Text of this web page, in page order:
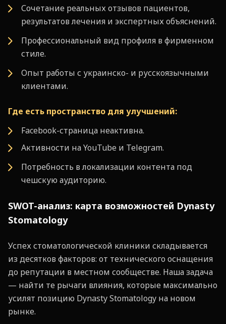
Сочетание реальных отзывов пациентов,
результатов лечения и экспертных объяснений.
Профессиональный вид профиля в фирменном
стиле.
Опыт работы с украинско- и русскоязычными
клиентами.
Где есть пространство для улучшений:
Facebook-страница неактивна.
Активности на YouTube и Telegram.
Потребность в локализации контента под
чешскую аудиторию.
SWOT-анализ: карта возможностей Dynasty
Stomatology
Успех стоматологической клиники складывается
из десятков факторов: от технического оснащения
до репутации в местном сообществе. Наша задача
— найти те рычаги влияния, которые максимально
усилят позицию Dynasty Stomatology на новом
рынке.